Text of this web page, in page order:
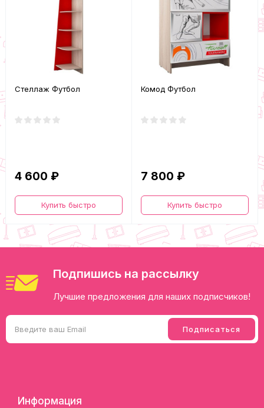
Стеллаж Футбол
4 600 ₽
Купить быстро
Комод Футбол
7 800 ₽
Купить быстро
Подпишись на рассылку
Лучшие предложения для наших подписчиков!
Информация